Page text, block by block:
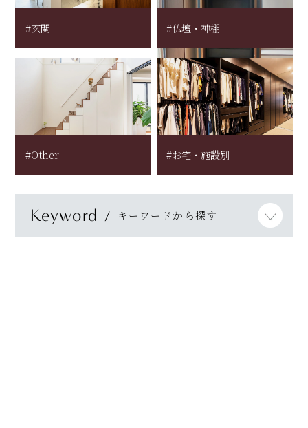
#玄関 #仏壇・神棚
#Other #お宅・施設別
Keyword キーワードから探す